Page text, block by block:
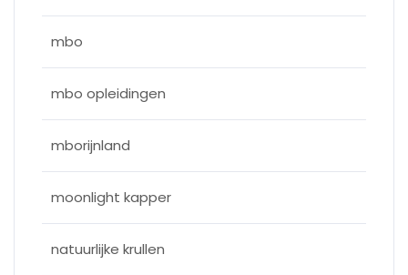
mbo
mbo opleidingen
mborijnland
moonlight kapper
natuurlijke krullen